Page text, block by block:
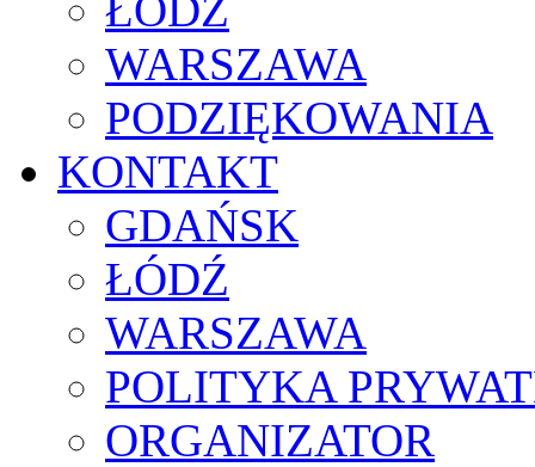
WARSZAWA
PODZIĘKOWANIA
KONTAKT
GDAŃSK
ŁÓDŹ
WARSZAWA
POLITYKA
ORGANIZATOR